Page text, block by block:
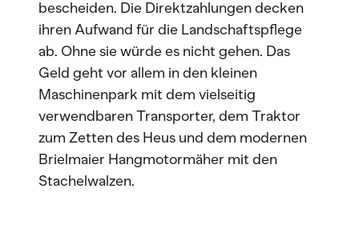
bescheiden. Die Direktzahlungen decken
ihren Aufwand für die Landschaftspflege
ab. Ohne sie würde es nicht gehen. Das
Geld geht vor allem in den kleinen
Maschinenpark mit dem vielseitig
verwendbaren Transporter, dem Traktor
zum Zetten des Heus und dem modernen
Brielmaier Hangmotormäher mit den
Stachelwalzen.